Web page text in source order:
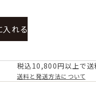
入れる
税込10,800円以上で送
送料と発送方法について